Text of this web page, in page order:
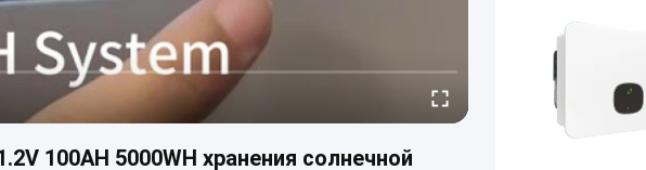
100AH 5000WH хранения солнечной